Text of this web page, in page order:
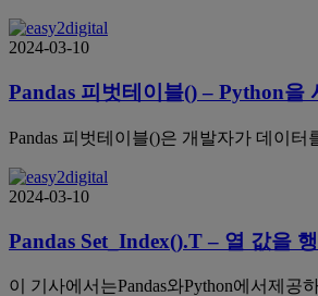
2024-03-10
Pandas 피벗테이블() – Python을
Pandas 피벗테이블()은 개발자가 데이
2024-03-10
Pandas Set_Index().T – 열 값을
이 기사에서는Pandas와Python에서제